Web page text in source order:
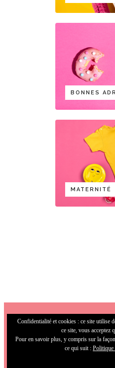
BONNES
MATERNITÉ
© 2009-2026
Confidentialité et cookies : ce site utilise
ce site, vous acceptez
Pour en savoir plus, y compris sur la
ce qui suit : Politique